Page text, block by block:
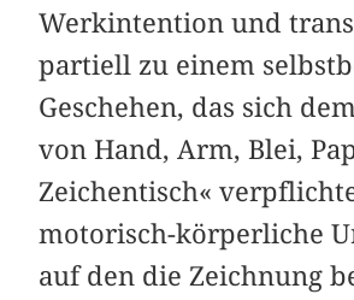
Werkintention und
partiell zu einem
Geschehen, das sich
von Hand, Arm, Blei,
Zeichentisch«
motorisch-körperliche
auf den die Zeichnung